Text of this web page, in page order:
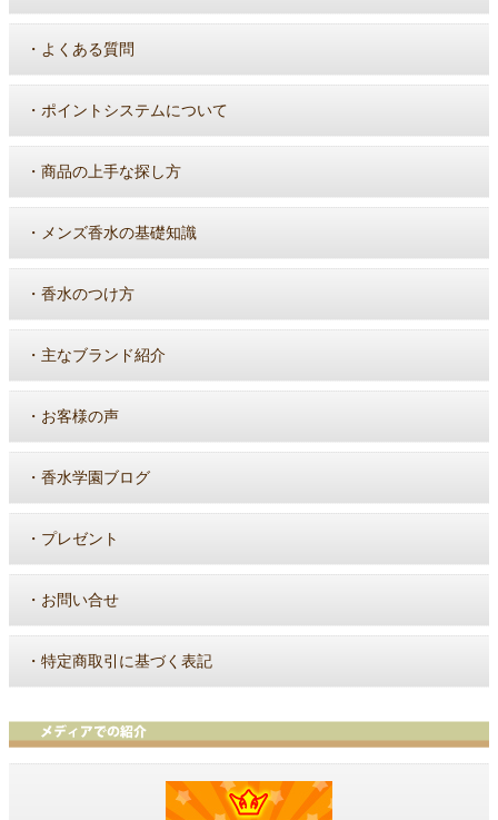
・ よくある質問
・ ポイントシステムについて
・ 商品の上手な探し方
・ メンズ香水の基礎知識
・ 香水のつけ方
・ 主なブランド紹介
・ お客様の声
・ 香水学園ブログ
・ プレゼント
・ お問い合せ
・ 特定商取引に基づく表記